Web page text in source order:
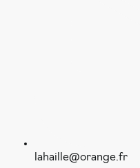
lahaille@orange.fr